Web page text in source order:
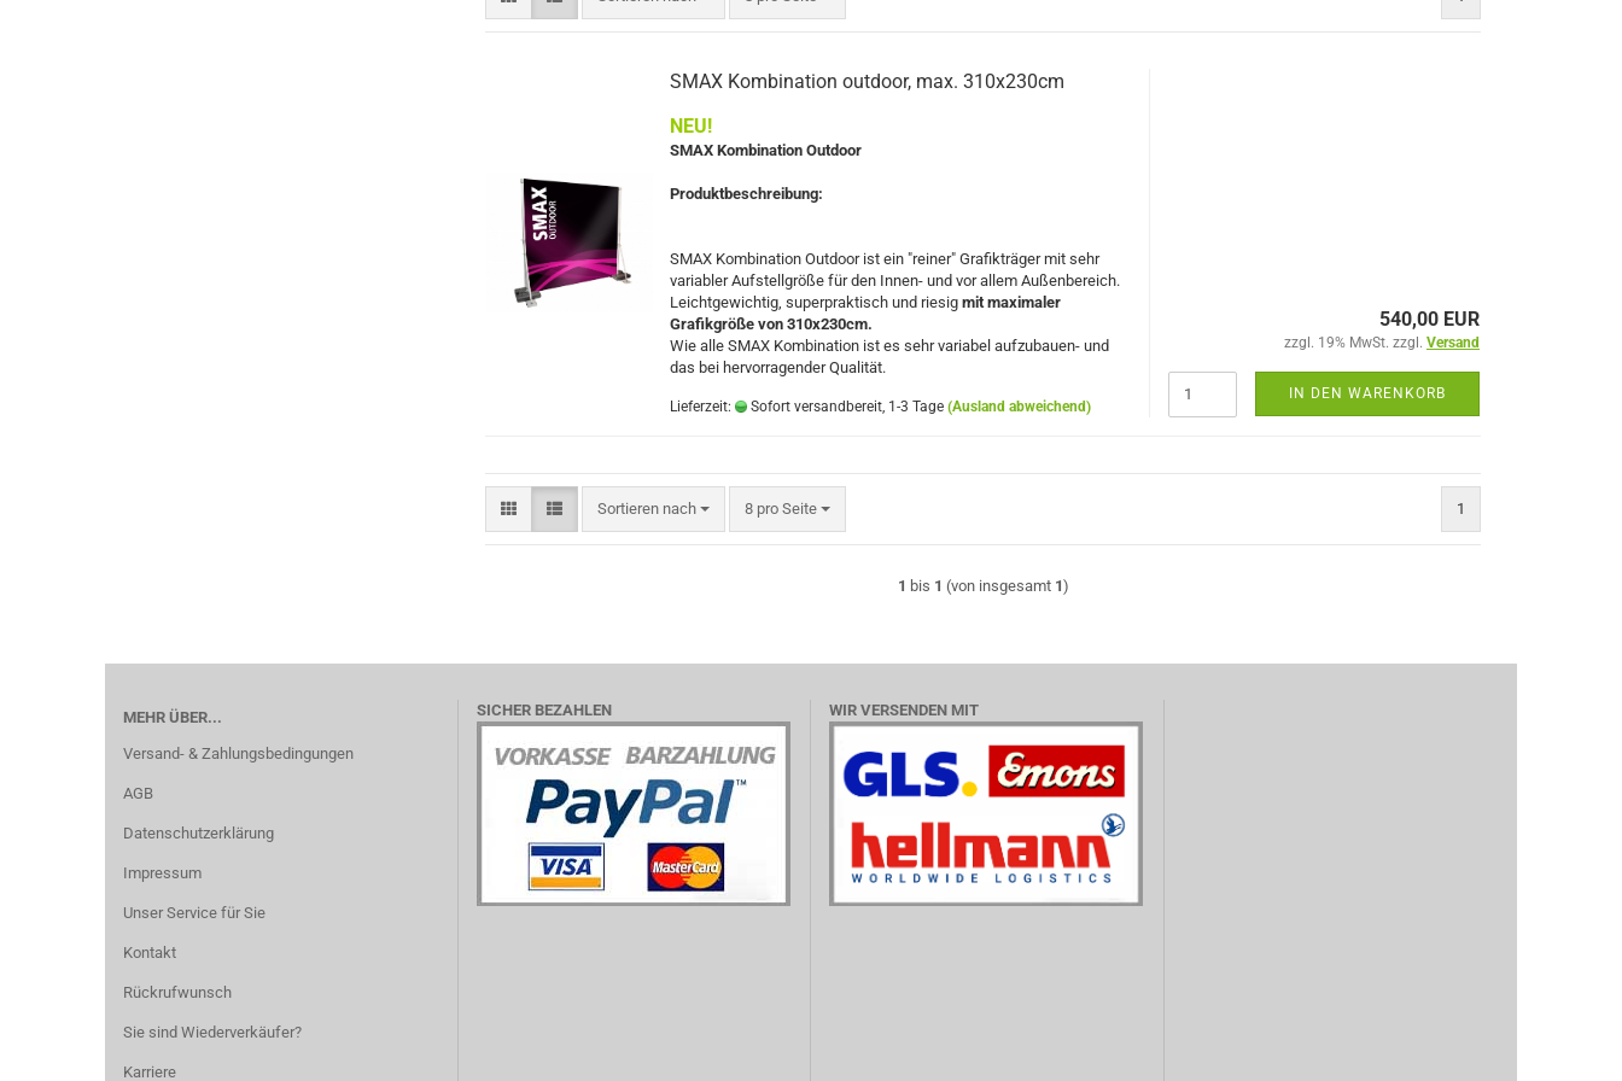
SMAX Kombination outdoor, max. 310x230cm
NEU!
SMAX Kombination Outdoor
Produktbeschreibung:
SMAX Kombination Outdoor ist ein "reiner" Grafikträger mit sehr
variabler Aufstellgröße für den Innen- und vor allem Außenbereich.
Leichtgewichtig, superpraktisch und riesig mit maximaler
Grafikgröße von 310x230cm.
Wie alle SMAX Kombination ist es sehr variabel aufzubauen- und
das bei hervorragender Qualität.
Lieferzeit: Sofort versandbereit, 1-3 Tage (Ausland abweichend)
540,00 EUR
zzgl. 19% MwSt. zzgl. Versand
IN DEN WARENKORB
Sortieren nach
Sortieren nach 8 pro Seite
pro Seite 1
1 bis 1 (von insgesamt 1)
MEHR ÜBER...
Versand- & Zahlungsbedingungen
AGB
Datenschutzerklärung
Impressum
Unser Service für Sie
Kontakt
Rückrufwunsch
Sie sind Wiederverkäufer?
Karriere
SICHER BEZAHLEN WIR VERSENDEN MIT